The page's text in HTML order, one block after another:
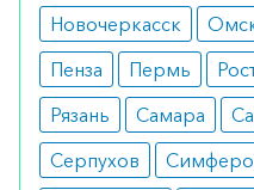
аптеку-партнёра в
можете оформить
заказать по телефону8
с любого телефона по
Новочеркасск
Пенза
Пермь
Рязань
Самара
Серпухов